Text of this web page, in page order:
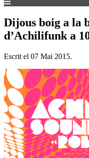
Dijous boig a la
d’Achilifunk a
Escrit el 07 Mai 2015.